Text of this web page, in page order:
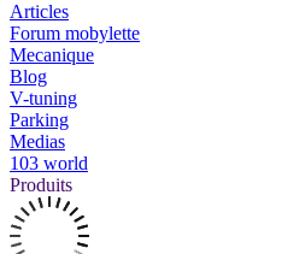
Articles
Forum mobylette
Mecanique
Blog
V-tuning
Parking
Medias
103 world
Produits